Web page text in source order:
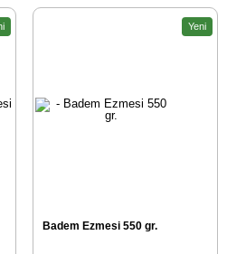
Yeni
Badem Ezmesi 550 gr.